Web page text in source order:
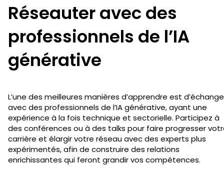
Réseauter avec des
professionnels de l’IA
générative
L’une des meilleures manières d’apprendre est
avec des professionnels de l’IA générative, ayant une
expérience à la fois technique et sectorielle. Participez à
des conférences ou à des talks pour faire progresser
carrière et élargir votre réseau avec des experts plus
expérimentés, afin de construire des relations
enrichissantes qui feront grandir vos compétences.